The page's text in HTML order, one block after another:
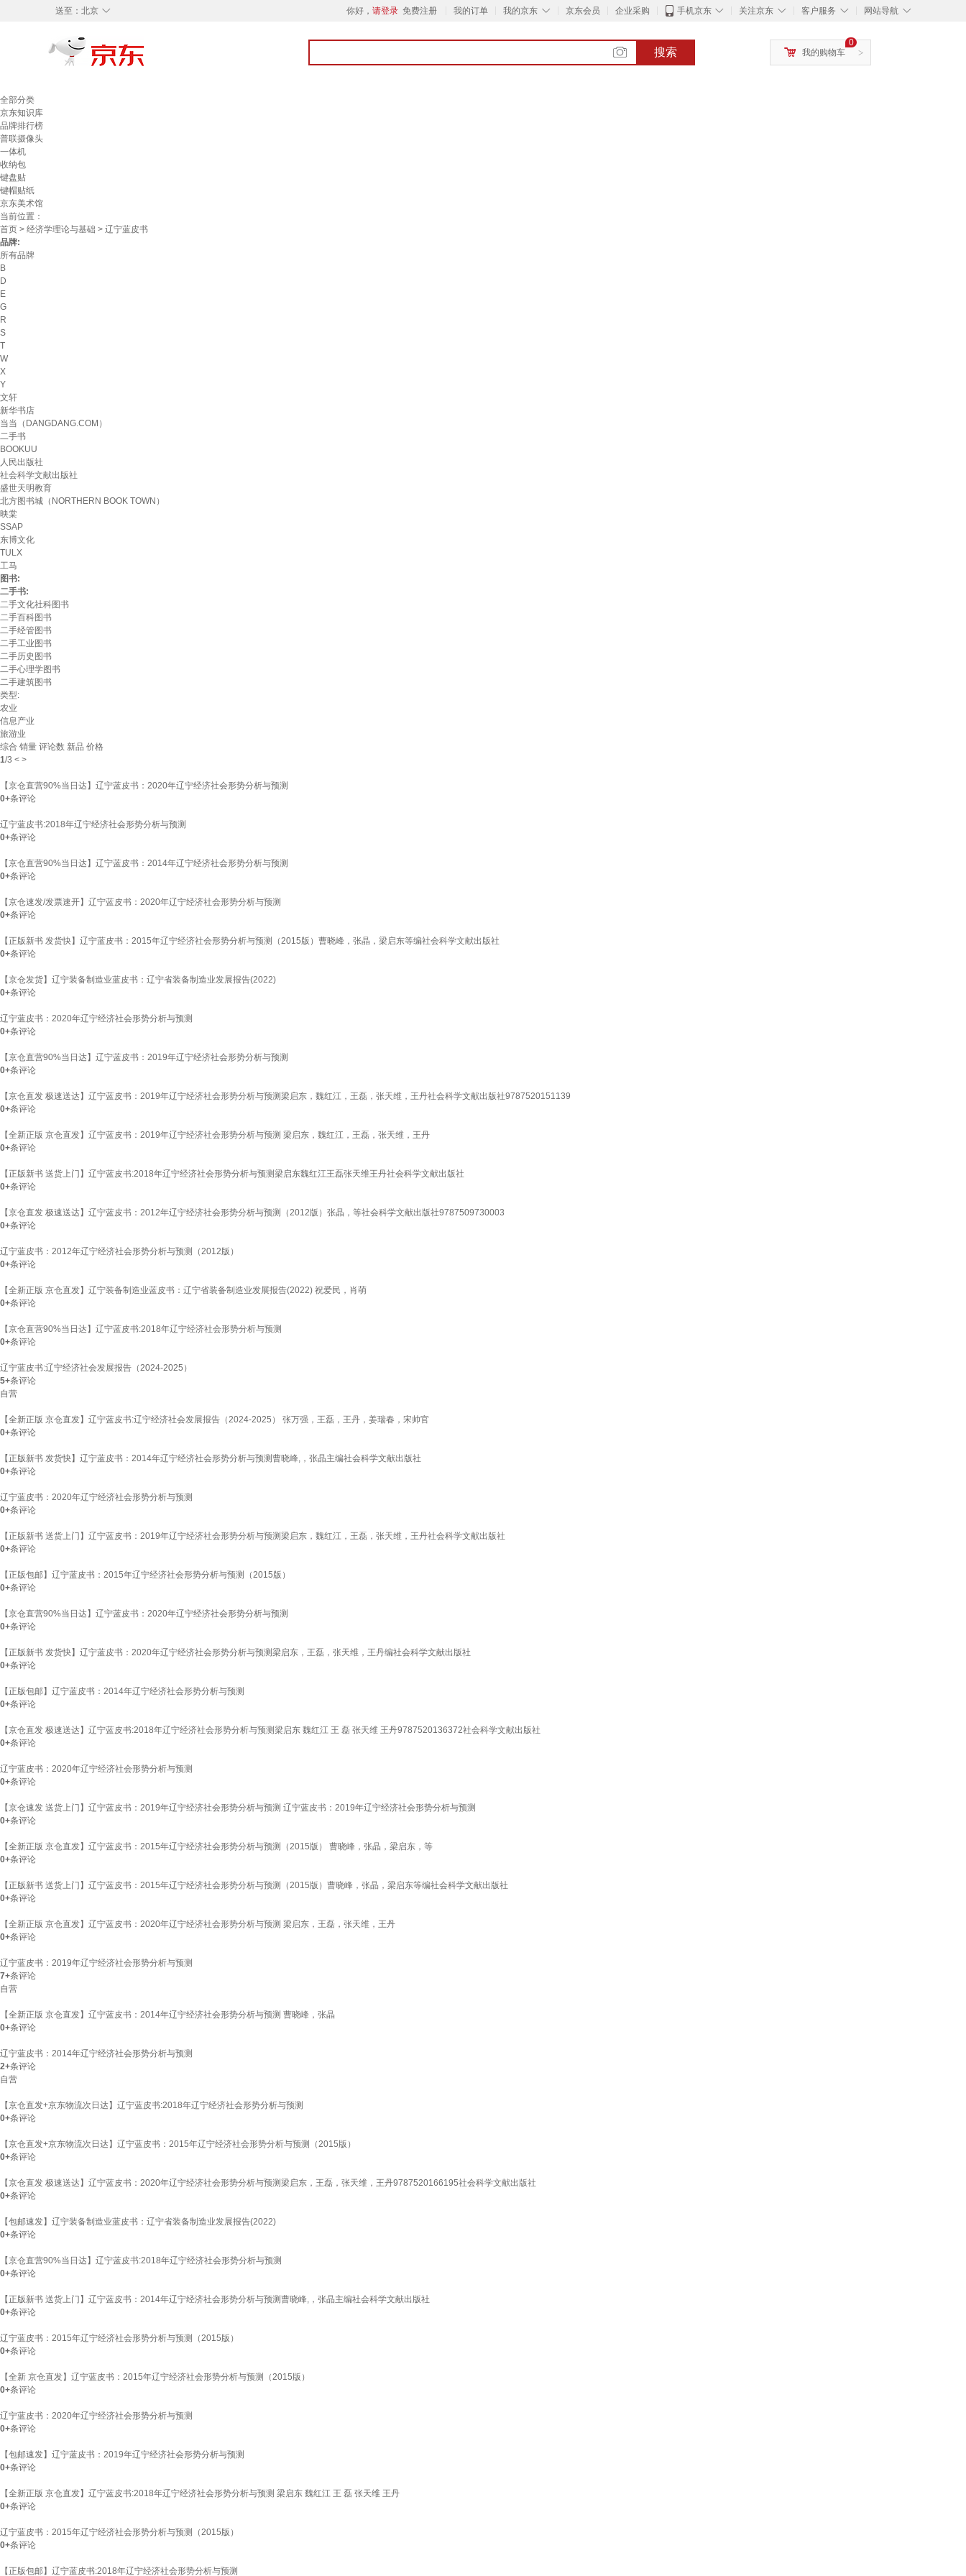
◇
送至： 北京 你好， 请登录 免费注册 我的订单 ◇
我的京东 京东会员 企业采购 ◇
手机京东 ◇
关注京东 ◇
客户服务 ◇
网站导航
搜索 >
0
我的购物车
全部分类
京东知识库
品牌排行榜
普联摄像头
一体机
收纳包
键盘贴
键帽贴纸
京东美术馆
当前位置：
首页 > 经济学理论与基础 > 辽宁蓝皮书
品牌:
所有品牌
B
D
E
G
R
S
T
W
X
Y
文轩
新华书店
当当（DANGDANG.COM）
二手书
BOOKUU
人民出版社
社会科学文献出版社
盛世天明教育
北方图书城（NORTHERN BOOK TOWN）
映棠
SSAP
东博文化
TULX
工马
图书:
二手书:
二手文化社科图书
二手百科图书
二手经管图书
二手工业图书
二手历史图书
二手心理学图书
二手建筑图书
类型:
农业
信息产业
旅游业
综合 销量 评论数 新品 价格
1/3 < >
【京仓直营90%当日达】辽宁蓝皮书：2020年辽宁经济社会形势分析与预测
0+条评论
辽宁蓝皮书:2018年辽宁经济社会形势分析与预测
0+条评论
【京仓直营90%当日达】辽宁蓝皮书：2014年辽宁经济社会形势分析与预测
0+条评论
【京仓速发/发票速开】辽宁蓝皮书：2020年辽宁经济社会形势分析与预测
0+条评论
【正版新书 发货快】辽宁蓝皮书：2015年辽宁经济社会形势分析与预测（2015版）曹晓峰，张晶，梁启东等编社会科学文献出版社
0+条评论
【京仓发货】辽宁装备制造业蓝皮书：辽宁省装备制造业发展报告(2022)
0+条评论
辽宁蓝皮书：2020年辽宁经济社会形势分析与预测
0+条评论
【京仓直营90%当日达】辽宁蓝皮书：2019年辽宁经济社会形势分析与预测
0+条评论
【京仓直发 极速送达】辽宁蓝皮书：2019年辽宁经济社会形势分析与预测梁启东，魏红江，王磊，张天维，王丹社会科学文献出版社9787520151139
0+条评论
【全新正版 京仓直发】辽宁蓝皮书：2019年辽宁经济社会形势分析与预测 梁启东，魏红江，王磊，张天维，王丹
0+条评论
【正版新书 送货上门】辽宁蓝皮书:2018年辽宁经济社会形势分析与预测梁启东魏红江王磊张天维王丹社会科学文献出版社
0+条评论
【京仓直发 极速送达】辽宁蓝皮书：2012年辽宁经济社会形势分析与预测（2012版）张晶，等社会科学文献出版社9787509730003
0+条评论
辽宁蓝皮书：2012年辽宁经济社会形势分析与预测（2012版）
0+条评论
【全新正版 京仓直发】辽宁装备制造业蓝皮书：辽宁省装备制造业发展报告(2022) 祝爱民，肖萌
0+条评论
【京仓直营90%当日达】辽宁蓝皮书:2018年辽宁经济社会形势分析与预测
0+条评论
辽宁蓝皮书:辽宁经济社会发展报告（2024-2025）
5+条评论
自营
【全新正版 京仓直发】辽宁蓝皮书:辽宁经济社会发展报告（2024-2025） 张万强，王磊，王丹，姜瑞春，宋帅官
0+条评论
【正版新书 发货快】辽宁蓝皮书：2014年辽宁经济社会形势分析与预测曹晓峰,，张晶主编社会科学文献出版社
0+条评论
辽宁蓝皮书：2020年辽宁经济社会形势分析与预测
0+条评论
【正版新书 送货上门】辽宁蓝皮书：2019年辽宁经济社会形势分析与预测梁启东，魏红江，王磊，张天维，王丹社会科学文献出版社
0+条评论
【正版包邮】辽宁蓝皮书：2015年辽宁经济社会形势分析与预测（2015版）
0+条评论
【京仓直营90%当日达】辽宁蓝皮书：2020年辽宁经济社会形势分析与预测
0+条评论
【正版新书 发货快】辽宁蓝皮书：2020年辽宁经济社会形势分析与预测梁启东，王磊，张天维，王丹编社会科学文献出版社
0+条评论
【正版包邮】辽宁蓝皮书：2014年辽宁经济社会形势分析与预测
0+条评论
【京仓直发 极速送达】辽宁蓝皮书:2018年辽宁经济社会形势分析与预测梁启东 魏红江 王 磊 张天维 王丹9787520136372社会科学文献出版社
0+条评论
辽宁蓝皮书：2020年辽宁经济社会形势分析与预测
0+条评论
【京仓速发 送货上门】辽宁蓝皮书：2019年辽宁经济社会形势分析与预测 辽宁蓝皮书：2019年辽宁经济社会形势分析与预测
0+条评论
【全新正版 京仓直发】辽宁蓝皮书：2015年辽宁经济社会形势分析与预测（2015版） 曹晓峰，张晶，梁启东，等
0+条评论
【正版新书 送货上门】辽宁蓝皮书：2015年辽宁经济社会形势分析与预测（2015版）曹晓峰，张晶，梁启东等编社会科学文献出版社
0+条评论
【全新正版 京仓直发】辽宁蓝皮书：2020年辽宁经济社会形势分析与预测 梁启东，王磊，张天维，王丹
0+条评论
辽宁蓝皮书：2019年辽宁经济社会形势分析与预测
7+条评论
自营
【全新正版 京仓直发】辽宁蓝皮书：2014年辽宁经济社会形势分析与预测 曹晓峰，张晶
0+条评论
辽宁蓝皮书：2014年辽宁经济社会形势分析与预测
2+条评论
自营
【京仓直发+京东物流次日达】辽宁蓝皮书:2018年辽宁经济社会形势分析与预测
0+条评论
【京仓直发+京东物流次日达】辽宁蓝皮书：2015年辽宁经济社会形势分析与预测（2015版）
0+条评论
【京仓直发 极速送达】辽宁蓝皮书：2020年辽宁经济社会形势分析与预测梁启东，王磊，张天维，王丹9787520166195社会科学文献出版社
0+条评论
【包邮速发】辽宁装备制造业蓝皮书：辽宁省装备制造业发展报告(2022)
0+条评论
【京仓直营90%当日达】辽宁蓝皮书:2018年辽宁经济社会形势分析与预测
0+条评论
【正版新书 送货上门】辽宁蓝皮书：2014年辽宁经济社会形势分析与预测曹晓峰,，张晶主编社会科学文献出版社
0+条评论
辽宁蓝皮书：2015年辽宁经济社会形势分析与预测（2015版）
0+条评论
【全新 京仓直发】辽宁蓝皮书：2015年辽宁经济社会形势分析与预测（2015版）
0+条评论
辽宁蓝皮书：2020年辽宁经济社会形势分析与预测
0+条评论
【包邮速发】辽宁蓝皮书：2019年辽宁经济社会形势分析与预测
0+条评论
【全新正版 京仓直发】辽宁蓝皮书:2018年辽宁经济社会形势分析与预测 梁启东 魏红江 王 磊 张天维 王丹
0+条评论
辽宁蓝皮书：2015年辽宁经济社会形势分析与预测（2015版）
0+条评论
【正版包邮】辽宁蓝皮书:2018年辽宁经济社会形势分析与预测